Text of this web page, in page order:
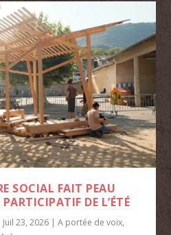
SOCIAL FAIT PEAU
DE L’ÉTÉ
Juil 23, 2026 |A portée de voix,